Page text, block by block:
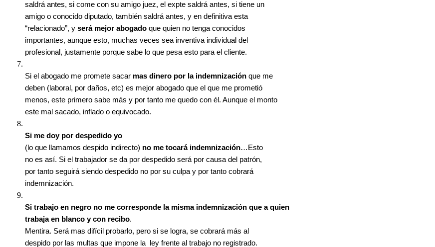
saldrá antes, si come con su amigo juez, el expte saldrá antes, si tiene un
amigo o conocido diputado, también saldrá antes, y en definitiva esta
“relacionado”, y será mejor abogado que quien no tenga conocidos
importantes, aunque esto, muchas veces sea inventiva individual del
profesional, justamente porque sabe lo que pesa esto para el cliente.
Si el abogado me promete sacar mas dinero por la indemnización que me
deben (laboral, por daños, etc) es mejor abogado que el que me prometió
menos, este primero sabe más y por tanto me quedo con él. Aunque el monto
este mal sacado, inflado o equivocado.
Si me doy por despedido yo
(lo que llamamos despido indirecto) no me tocará indemnización…Esto
no es así. Si el trabajador se da por despedido será por causa del patrón,
por tanto seguirá siendo despedido no por su culpa y por tanto cobrará
indemnización.
Si trabajo en negro no me corresponde la misma indemnización que a quien
trabaja en blanco y con recibo.
Mentira. Será mas difícil probarlo, pero si se logra, se cobrará más al
despido por las multas que impone la ley frente al trabajo no registrado.